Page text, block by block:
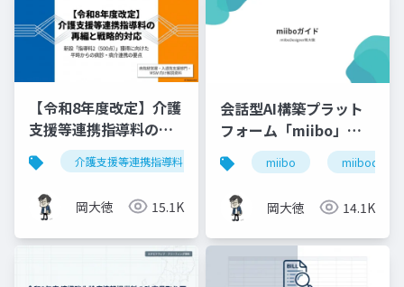
【令和8年度改定】介護
支援等連携指導料の再
編と戦略的対応｜指導
料2（500点）の要件整
理
介護支援等連携指導料 令和8年度診療報酬改定
岡大徳 15.1K
会話型AI構築プラット
フォーム「miibo」ガ
イド
miibo
岡大徳 14.1K